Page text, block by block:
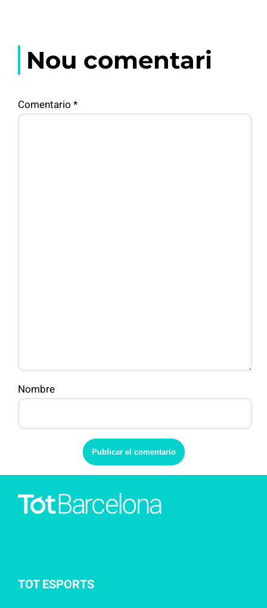
Nou comentari
Comentario *
Nombre
TOT ESPORTS